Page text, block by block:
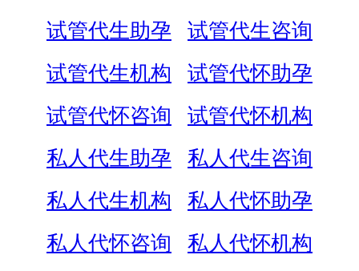
试管代生助孕
试管代生咨询
试管代生机构
试管代怀助孕
试管代怀咨询
试管代怀机构
私人代生助孕
私人代生咨询
私人代生机构
私人代怀助孕
私人代怀咨询
私人代怀机构